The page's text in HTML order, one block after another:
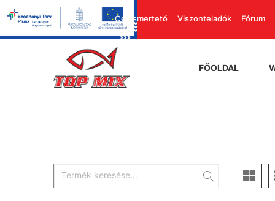
Cégismertető Viszonteladók Fórum
FŐOLDAL